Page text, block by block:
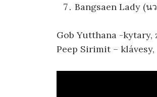
Bangsaen Lady (น
Gob Yutthana -kytary,
Peep Sirimit –